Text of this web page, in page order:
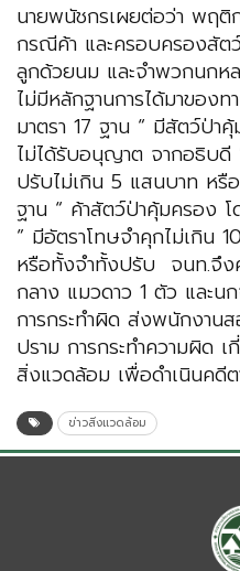
นายพนัชกรเผยต่อว่า พฤติ
กรณีค้า และครอบครองสัต
ลูกด้วยนม และจำพวกนกห
ไม่มีหลักฐานการได้มาของ
มาตรา 17 ฐาน “ มีสัตว์ป่า
ไม่ได้รับอนุญาต จากอธิบดี
ปรับไม่เกิน 5 แสนบาท ห
ฐาน “ ค้าสัตว์ป่าคุ้มครอง
” มีอัตราโทษจำคุกไม่เกิน
หรือทั้งจำทั้งปรับ จนท.จึ
กลาง แมวดาว 1 ตัว และ
การกระทำผิด ส่งพนักงาน
ปราม การกระทำความผิด
สิ่งแวดล้อม เพื่อดำเนินคดี
ข่าวสิ่งแวดล้อม